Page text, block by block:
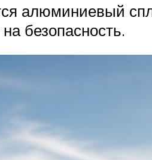
алюминиевый
безопасность.